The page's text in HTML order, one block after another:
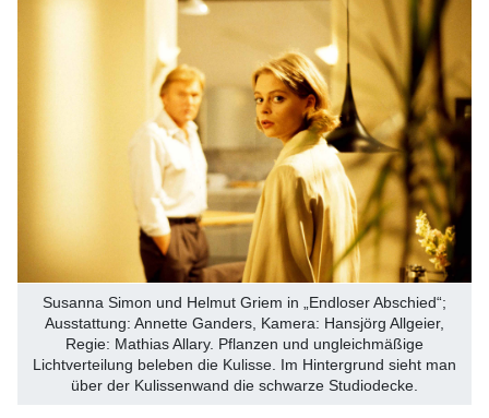
Susanna Simon und Helmut Griem in „Endloser Abschied“;
Ausstattung: Annette Ganders, Kamera: Hansjörg Allgeier,
Regie: Mathias Allary. Pflanzen und ungleichmäßige
Lichtverteilung beleben die Kulisse. Im Hintergrund sieht man
über der Kulissenwand die schwarze Studiodecke.